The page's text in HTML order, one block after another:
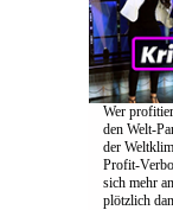
Wer
den Welt-
der
Profit-
sich mehr
plötzlich